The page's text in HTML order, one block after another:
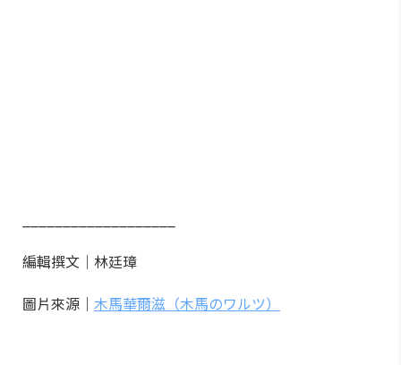
編輯撰文｜林廷璋
圖片來源｜ 木馬華爾滋（木馬のワルツ）